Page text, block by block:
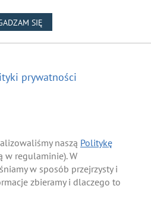
SIĘ
prywatności
naszą Politykę
w regulaminie). W
w sposób przejrzysty i
zbieramy i dlaczego to